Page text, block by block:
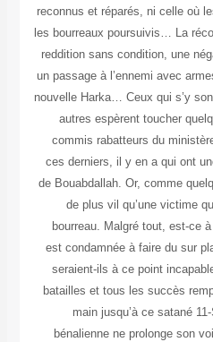
reconnus et réparés, ni celle où
les bourreaux poursuivis… La
reddition sans condition, une
un passage à l’ennemi avec
nouvelle Harka… Ceux qui s’y
autres espèrent toucher
commis rabatteurs du
ces derniers, il y en a qui ont
de Bouabdallah. Or, comme
de plus vil qu’une victime
bourreau. Malgré tout, est-ce
est condamnée à faire du sur
seraient-ils à ce point
batailles et tous les succès
main jusqu’à ce satané
bénalienne ne prolonge son